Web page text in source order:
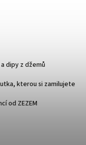
dipy z džemů
kterou si zamilujete
od ZEZEM